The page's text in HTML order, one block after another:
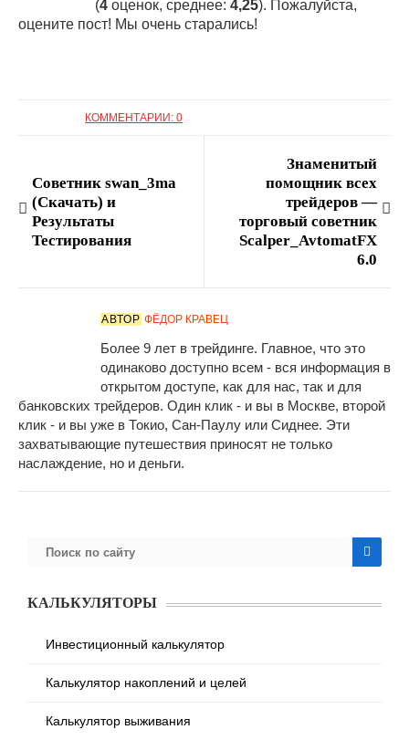
(4 оценок, среднее: 4,25). Пожалуйста,
оцените пост! Мы очень старались!
КОММЕНТАРИИ: 0
Советник swan_3ma
(Скачать) и
Результаты
Тестирования
Знаменитый
помощник всех
трейдеров —
торговый советник
Scalper_AvtomatFX
6.0
АВТОР ФЁДОР КРАВЕЦ
Более 9 лет в трейдинге. Главное, что это
одинаково доступно всем - вся информация в
открытом доступе, как для нас, так и для
банковских трейдеров. Один клик - и вы в Москве, второй
клик - и вы уже в Токио, Сан-Паулу или Сиднее. Эти
захватывающие путешествия приносят не только
наслаждение, но и деньги.
КАЛЬКУЛЯТОРЫ
Инвестиционный калькулятор
Калькулятор накоплений и целей
Калькулятор выживания